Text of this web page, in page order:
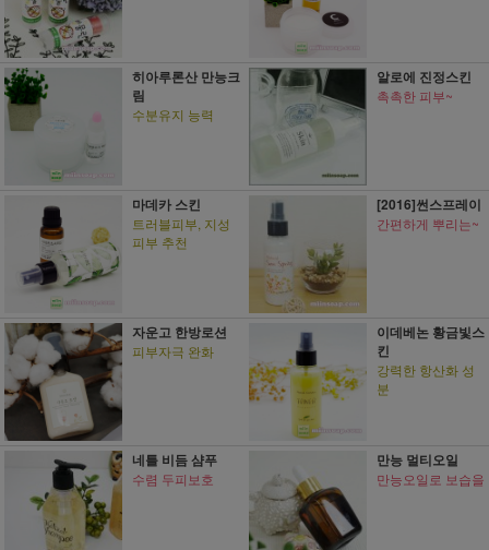
히아루론산 만능크
림
수분유지 능력
알로에 진정스킨
촉촉한 피부~
마데카 스킨
트러블피부, 지성
피부 추천
[2016]썬스프레이
간편하게 뿌리는~
자운고 한방로션
피부자극 완화
이데베논 황금빛스
킨
강력한 항산화 성
분
네틀 비듬 샴푸
수렴 두피보호
만능 멀티오일
만능오일로 보습을